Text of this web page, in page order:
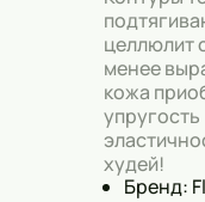
целлюлит
менее
кожа
упругость
худей!
Бренд: